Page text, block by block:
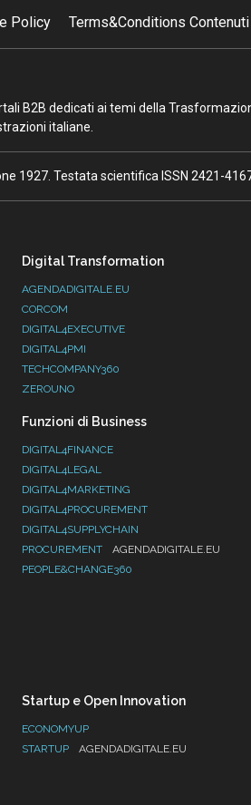
Policy Terms&Conditions
B2B dedicati ai temi della
italiane.
1927. Testata scientifica ISSN 2421-
Digital Transformation
AGENDADIGITALE.EU
CORCOM
DIGITAL4EXECUTIVE
DIGITAL4PMI
TECHCOMPANY360
ZEROUNO
Funzioni di Business
DIGITAL4FINANCE
DIGITAL4LEGAL
DIGITAL4MARKETING
DIGITAL4PROCUREMENT
DIGITAL4SUPPLYCHAIN
PROCUREMENT
AGENDADIGITALE.EU
PEOPLE&CHANGE360
Startup e Open Innovation
ECONOMYUP
STARTUP
AGENDADIGITALE.EU